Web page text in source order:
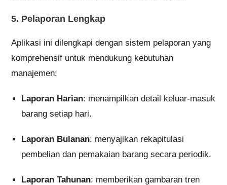
5. Pelaporan Lengkap
Aplikasi ini dilengkapi dengan sistem pelaporan yang
komprehensif untuk mendukung kebutuhan
manajemen:
Laporan Harian: menampilkan detail keluar-masuk
barang setiap hari.
Laporan Bulanan: menyajikan rekapitulasi
pembelian dan pemakaian barang secara periodik.
Laporan Tahunan: memberikan gambaran tren